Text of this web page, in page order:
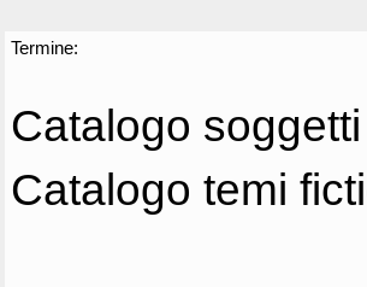
Termine:
Catalogo soggetti
Catalogo temi